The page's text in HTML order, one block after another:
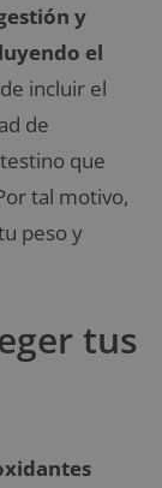
y
el
incluir el
de
que
tal motivo,
peso y
tus